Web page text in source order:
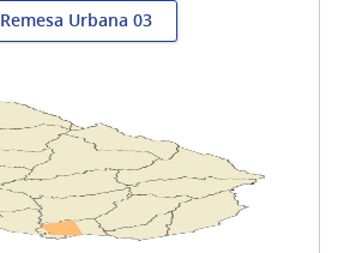
Remesa Urbana 03